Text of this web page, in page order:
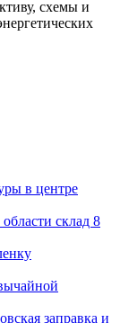
схемы и
в центре
склад 8
заправка и